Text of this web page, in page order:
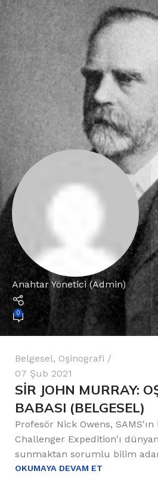
Anahtar Yönetici (Admin)
0
Belgesel, Oşinografi
07 Şub 2021
SİR JOHN MURRAY:
BABASI (BELGESEL)
Profesör Nick Owens,
Challenger Expedition'ı
sunmaktan sorumlu bilim
OKUMAYA DEVAM ET